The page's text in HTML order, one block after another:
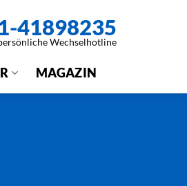
41898235
Wechselhotline
MAGAZIN